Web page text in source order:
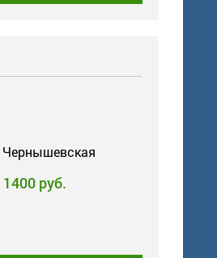
Чернышевская
1400 руб.